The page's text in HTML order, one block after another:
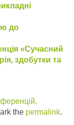
до
«Сучасний
здобутки та
the permalink.